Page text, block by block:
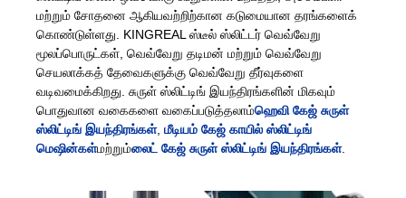
மற்றும் சோதனை ஆகியவற்றிற்கான கடுமையான தரங்களைக்
கொண்டுள்ளது. KINGREAL ஸ்டீல் ஸ்லிட்டர் வெவ்வேறு
மூலப்பொருட்கள், வெவ்வேறு தடிமன் மற்றும் வெவ்வேறு
செயலாக்கத் தேவைகளுக்கு வெவ்வேறு தீர்வுகளை
வடிவமைக்கிறது. சுருள் ஸ்லிட்டிங் இயந்திரங்களின் மிகவும்
பொதுவான வகைகளை வகைப்படுத்தலாம்ஹெவி கேஜ் சுருள்
ஸ்லிட்டிங் இயந்திரங்கள், மீடியம் கேஜ் காயில் ஸ்லிட்டிங்
மெஷின்கள்மற்றும்லைட் கேஜ் சுருள் ஸ்லிட்டிங் இயந்திரங்கள்.